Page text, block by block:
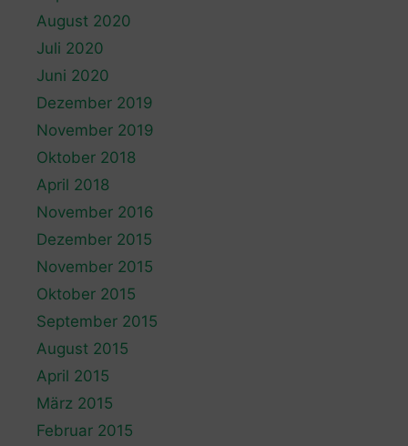
August 2020
Juli 2020
Juni 2020
Dezember 2019
November 2019
Oktober 2018
April 2018
November 2016
Dezember 2015
November 2015
Oktober 2015
September 2015
August 2015
April 2015
März 2015
Februar 2015